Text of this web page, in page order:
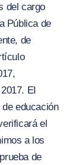
del cargo
Pública de
de
EI
educación
el
a los
de